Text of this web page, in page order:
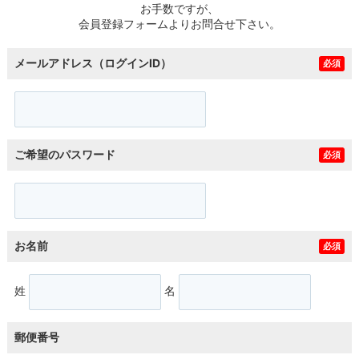
お手数ですが、
会員登録フォームよりお問合せ下さい。
メールアドレス（ログインID） 必須
ご希望のパスワード 必須
お名前 必須
姓 名
郵便番号